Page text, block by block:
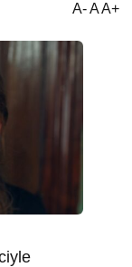
A- A A+